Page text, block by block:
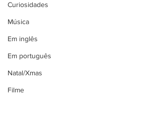
Curiosidades
Música
Em inglês
Em português
Natal/Xmas
Filme